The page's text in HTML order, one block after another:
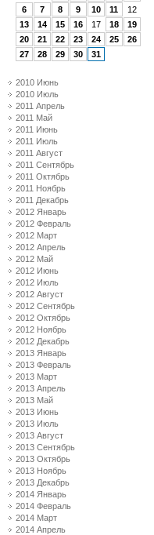
6
7 8 9 10 11
12
13
14 15 16 17 18
19
20
21 22 23 24 25
26
27
28 29 30 31
2010 Июнь
2010 Июль
2011 Апрель
2011 Май
2011 Июнь
2011 Июль
2011 Август
2011 Сентябрь
2011 Октябрь
2011 Ноябрь
2011 Декабрь
2012 Январь
2012 Февраль
2012 Март
2012 Апрель
2012 Май
2012 Июнь
2012 Июль
2012 Август
2012 Сентябрь
2012 Октябрь
2012 Ноябрь
2012 Декабрь
2013 Январь
2013 Февраль
2013 Март
2013 Апрель
2013 Май
2013 Июнь
2013 Июль
2013 Август
2013 Сентябрь
2013 Октябрь
2013 Ноябрь
2013 Декабрь
2014 Январь
2014 Февраль
2014 Март
2014 Апрель